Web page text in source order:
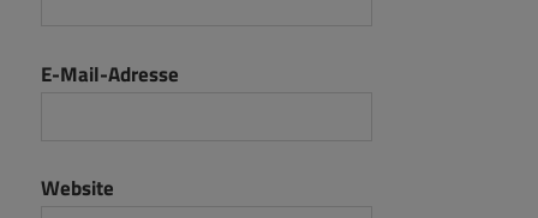
E-Mail-Adresse
Website